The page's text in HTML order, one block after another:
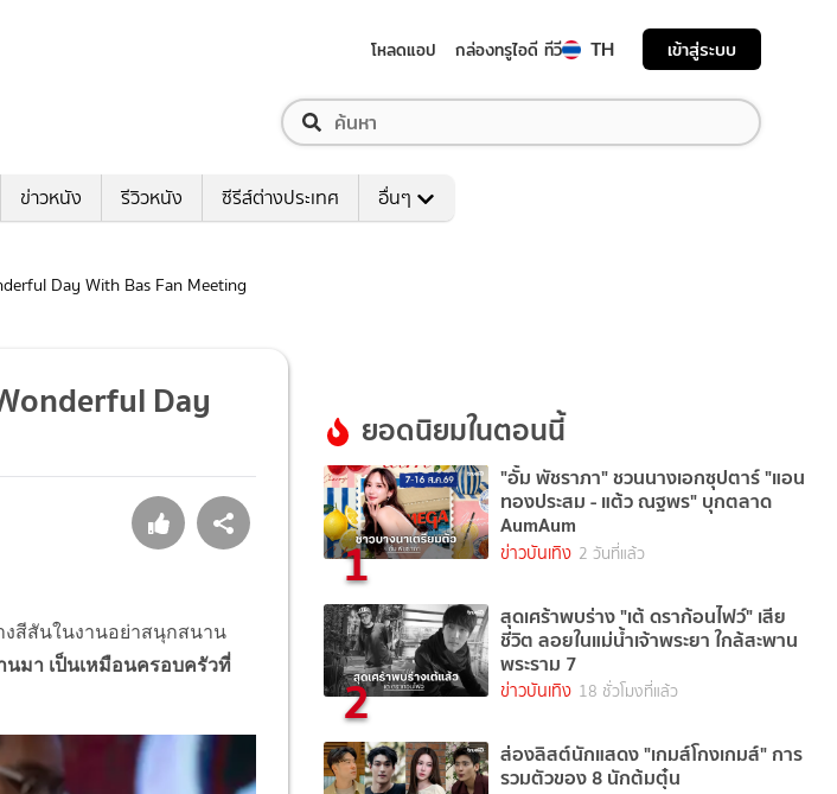
โหลดแอป กล่องทรูไอดี ทีวี TH เข้าสู่ระบบ
ข่าวหนัง รีวิวหนัง ซีรีส์ต่างประเทศ อื่นๆ
Day With Bas Fan Meeting
Day
งสีสันในงานอย่าสนุกสนาน
นมา เป็นเหมือนครอบครัวที่
ยอดนิยมในตอนนี้
1
"อั้ม พัชราภา" ชวนนางเอกซุปตาร์ "แอน
ทองประสม - แต้ว ณฐพร" บุกตลาด
AumAum
ข่าวบันเทิง 2 วันที่แล้ว
2
สุดเศร้าพบร่าง "เต้ ดราก้อนไฟว์" เสีย
ชีวิต ลอยในแม่น้ำเจ้าพระยา ใกล้สะพาน
พระราม 7
ข่าวบันเทิง 18 ชั่วโมงที่แล้ว
ส่องลิสต์นักแสดง "เกมส์โกงเกมส์" การ
รวมตัวของ 8 นักต้มตุ๋น